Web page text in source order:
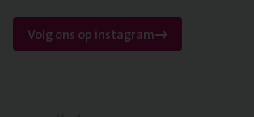
Volg ons op instagram